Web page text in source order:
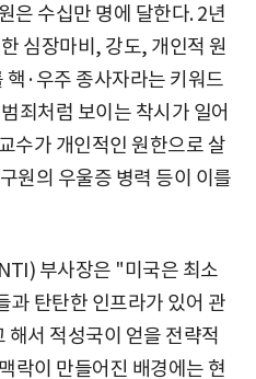
은 수십만 명에 달한다. 2년
심장마비, 강도, 개인적 원
·우주 종사자라는 키워드
죄처럼 보이는 착시가 일어
수가 개인적인 원한으로 살
원의 우울증 병력 등이 이를
부사장은 "미국은 최소
과 탄탄한 인프라가 있어 관
서 적성국이 얻을 전략적
락이 만들어진 배경에는 현